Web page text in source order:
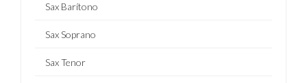
Sax Barítono
Sax Soprano
Sax Tenor